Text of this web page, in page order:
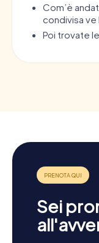
Com’è
condivisa ve
Poi trovate
Sei